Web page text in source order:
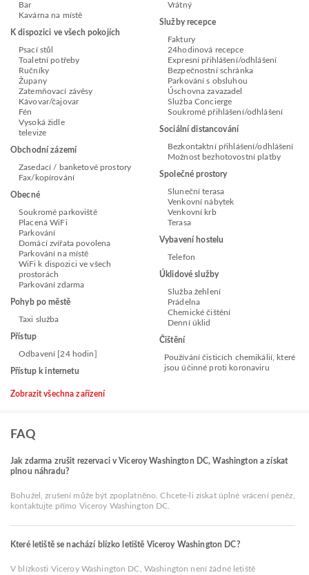
Bar
Kavárna na místě
K dispozici ve všech pokojích
Psací stůl
Toaletní potřeby
Ručníky
Župany
Zatemňovací závěsy
Kávovar/čajovar
Fén
Vysoká židle
televize
Obchodní zázemí
Zasedací / banketové prostory
Fax/kopírování
Obecné
Soukromé parkoviště
Placená WiFi
Parkování
Domácí zvířata povolena
Parkování na místě
WiFi k dispozici ve všech
prostorách
Parkování zdarma
Pohyb po městě
Taxi služba
Přístup
Odbavení [24 hodin]
Přístup k internetu
Vrátný
Služby recepce
Faktury
24hodinová recepce
Expresní přihlášení/odhlášení
Bezpečnostní schránka
Parkování s obsluhou
Úschovna zavazadel
Služba Concierge
Soukromé přihlášení/odhlášení
Sociální distancování
Bezkontaktní přihlášení/odhlášení
Možnost bezhotovostní platby
Společné prostory
Sluneční terasa
Venkovní nábytek
Venkovní krb
Terasa
Vybavení hostelu
Telefon
Úklidové služby
Služba žehlení
Prádelna
Chemické čištění
Denní úklid
Čištění
Používání čisticích chemikálií, které
jsou účinné proti koronaviru
Zobrazit všechna zařízení
FAQ
Jak zdarma zrušit rezervaci v Viceroy Washington DC, Washington a získat
plnou náhradu?
Bohužel, zrušení může být zpoplatněno. Chcete-li získat úplné vrácení peněz,
kontaktujte přímo Viceroy Washington DC.
Které letiště se nachází blízko letiště Viceroy Washington DC?
V blízkosti Viceroy Washington DC, Washington není žádné letiště